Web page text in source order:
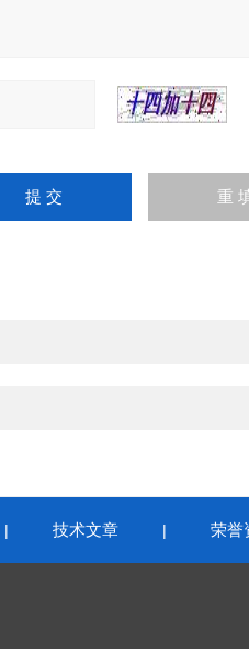
技术文章 | 荣誉